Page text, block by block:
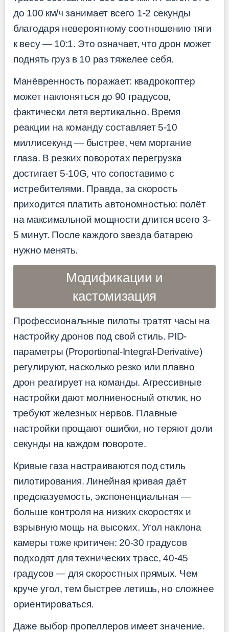
до 100 км/ч занимает всего 1-2 секунды
благодаря невероятному соотношению тяги
к весу — 10:1. Это означает, что дрон может
поднять груз в 10 раз тяжелее себя.
Манёвренность поражает: квадрокоптер
может наклоняться до 90 градусов,
фактически летя вертикально. Время
реакции на команду составляет 5-10
миллисекунд — быстрее, чем моргание
глаза. В резких поворотах перегрузка
достигает 5-10G, что сопоставимо с
истребителями. Правда, за скорость
приходится платить автономностью: полёт
на максимальной мощности длится всего 3-
5 минут. После каждого заезда батарею
нужно менять.
Модификации и
кастомизация
Профессиональные пилоты тратят часы на
настройку дронов под свой стиль. PID-
параметры (Proportional-Integral-Derivative)
регулируют, насколько резко или плавно
дрон реагирует на команды. Агрессивные
настройки дают молниеносный отклик, но
требуют железных нервов. Плавные
настройки прощают ошибки, но теряют доли
секунды на каждом повороте.
Кривые газа настраиваются под стиль
пилотирования. Линейная кривая даёт
предсказуемость, экспоненциальная —
больше контроля на низких скоростях и
взрывную мощь на высоких. Угол наклона
камеры тоже критичен: 20-30 градусов
подходят для технических трасс, 40-45
градусов — для скоростных прямых. Чем
круче угол, тем быстрее летишь, но сложнее
ориентироваться.
Даже выбор пропеллеров имеет значение.